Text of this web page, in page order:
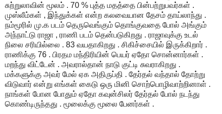
சுற்றுலாவின் மூலம் . 70 % புத்த மதத்தை பின்பற்றுபவர்கள் .
முஸ்லீம்கள் , இந்துக்கள் என்ற கலவையான தேசம் தாய்லாந்து .
நம்மூரில் மு.க படம் தெருவெங்கும் தொங்குவதை போல் அங்கும்
அந்நாட்டு ராஜா , ராணி படம் தென்படுகிறது . ராஜாவுக்கு உடல்
நிலை சரியில்லை . 83 வயதாகிறது . சிகிச்சையில் இருக்கிறார் .
ராணிக்கு 76 . பிரதம மந்திரியின் பெயர் ஏதோ சொன்னார்கள் .
மறந்து விட்டேன் . அவரால்தான் நாடு குட்டி சுவராகிறது .
மக்களுக்கு அவர் மேல் ஏக அதிருப்தி . தேர்தல் வந்தால் தோற்று
விடுவார் என்று எங்கள் கைடு ஒரு மினி சொற்பொழிவாற்றினாள் .
நாங்கள் போன போதும் ஏதோ கவுன்சிலர் தேர்தல் போல் நடந்து
கொண்டிருந்தது . மூலைக்கு மூலை பேனர்கள் .